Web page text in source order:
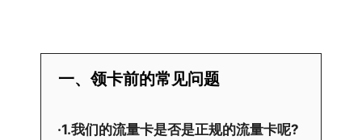
一、领卡前的常见问题
·1.我们的流量卡是否是正规的流量卡呢?